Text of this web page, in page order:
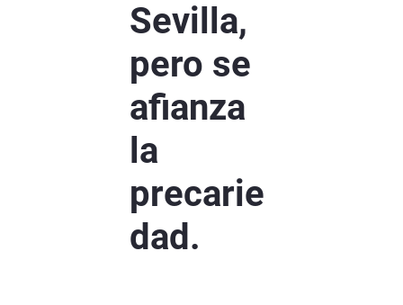
Sevilla,
pero se
afianza
la
precarie
dad.